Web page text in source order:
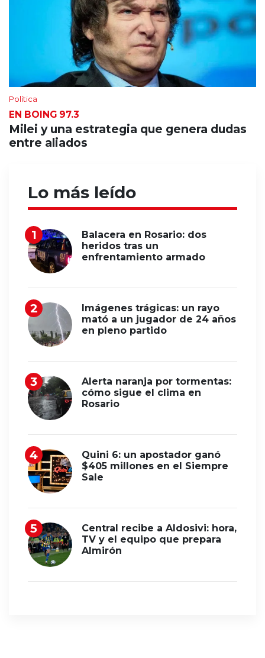
Política
EN BOING 97.3
Milei y una estrategia que genera dudas
entre aliados
Lo más leído
Balacera en Rosario: dos
heridos tras un
enfrentamiento armado
Imágenes trágicas: un rayo
mató a un jugador de 24 años
en pleno partido
Alerta naranja por tormentas:
cómo sigue el clima en
Rosario
Quini 6: un apostador ganó
$405 millones en el Siempre
Sale
Central recibe a Aldosivi: hora,
TV y el equipo que prepara
Almirón